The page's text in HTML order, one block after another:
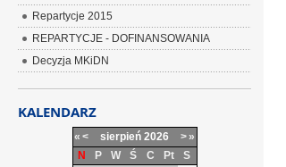
Repartycje 2015
REPARTYCJE - DOFINANSOWANIA
Decyzja MKiDN
KALENDARZ
« < sierpień 2026 >»
N
P W Ś C Pt
S